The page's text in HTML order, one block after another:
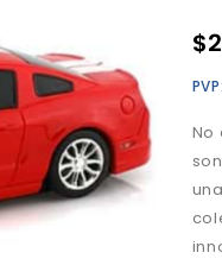
$
PVP:
No